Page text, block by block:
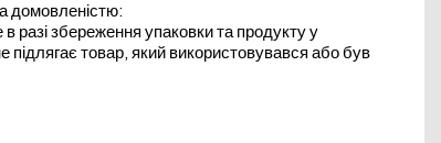
домовленістю:
разі збереження упаковки та продукту у
товар, який використовувався або був